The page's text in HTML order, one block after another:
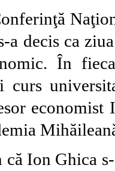
a decis ca
În
curs
economist
că Ion Ghica